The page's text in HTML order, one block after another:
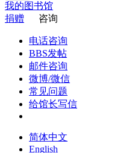
我的图书馆
捐赠
咨询
电话咨询
BBS发帖
邮件咨询
微博/微信
常见问题
给馆长写信
简体中文
English